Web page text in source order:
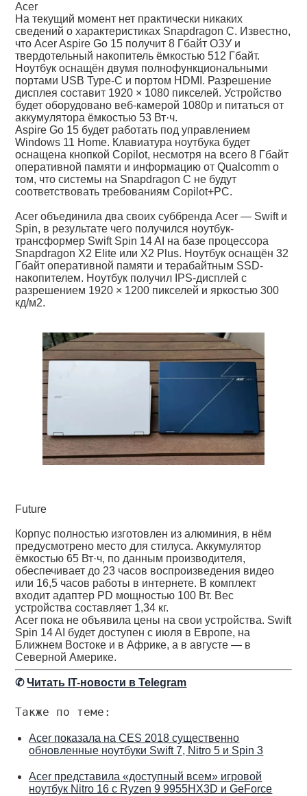
Acer
На текущий момент нет практически никаких
сведений о характеристиках Snapdragon C. Известно,
что Acer Aspire Go 15 получит 8 Гбайт ОЗУ и
твердотельный накопитель ёмкостью 512 Гбайт.
Ноутбук оснащён двумя полнофункциональными
портами USB Type-C и портом HDMI. Разрешение
дисплея составит 1920 × 1080 пикселей. Устройство
будет оборудовано веб-камерой 1080p и питаться от
аккумулятора ёмкостью 53 Вт·ч.
Aspire Go 15 будет работать под управлением
Windows 11 Home. Клавиатура ноутбука будет
оснащена кнопкой Copilot, несмотря на всего 8 Гбайт
оперативной памяти и информацию от Qualcomm о
том, что системы на Snapdragon C не будут
соответствовать требованиям Copilot+PC.
Acer объединила два своих суббренда Acer — Swift и
Spin, в результате чего получился ноутбук-
трансформер Swift Spin 14 AI на базе процессора
Snapdragon X2 Elite или X2 Plus. Ноутбук оснащён 32
Гбайт оперативной памяти и терабайтным SSD-
накопителем. Ноутбук получил IPS-дисплей с
разрешением 1920 × 1200 пикселей и яркостью 300
кд/м2.
Future
Корпус полностью изготовлен из алюминия, в нём
предусмотрено место для стилуса. Аккумулятор
ёмкостью 65 Вт·ч, по данным производителя,
обеспечивает до 23 часов воспроизведения видео
или 16,5 часов работы в интернете. В комплект
входит адаптер PD мощностью 100 Вт. Вес
устройства составляет 1,34 кг.
Acer пока не объявила цены на свои устройства. Swift
Spin 14 AI будет доступен с июля в Европе, на
Ближнем Востоке и в Африке, а в августе — в
Северной Америке.
✆Читать IT-новости в Telegram
Также по теме:
Acer показала на CES 2018 существенно
обновленные ноутбуки Swift 7, Nitro 5 и Spin 3
Acer представила «доступный всем» игровой
ноутбук Nitro 16 с Ryzen 9 9955HX3D и GeForce